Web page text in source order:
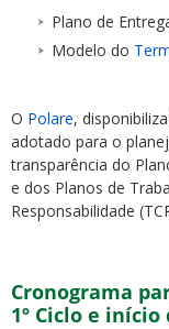
Plano de
Modelo do
O Polare,
adotado para o
transparência do
e dos Planos de
Responsabilidade
Cronograma
1º Ciclo e início